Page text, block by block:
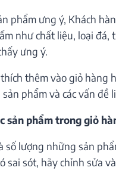
phẩm ưng ý, Khách
như chất liệu, loại
ưng ý.
thêm vào giỏ hàng
phẩm và các vấn đề
sản phẩm trong giỏ
số lượng những sản
sai sót, hãy chỉnh sửa